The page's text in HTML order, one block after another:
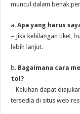
muncul dalam benak
a.Apa yang harus
– Jika kehilangan tiket,
lebih lanjut.
b. Bagaimana cara
tol?
– Keluhan dapat
tersedia di situs web